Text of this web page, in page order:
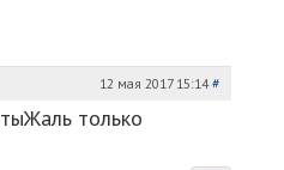
12 мая 2017 15:14#
только